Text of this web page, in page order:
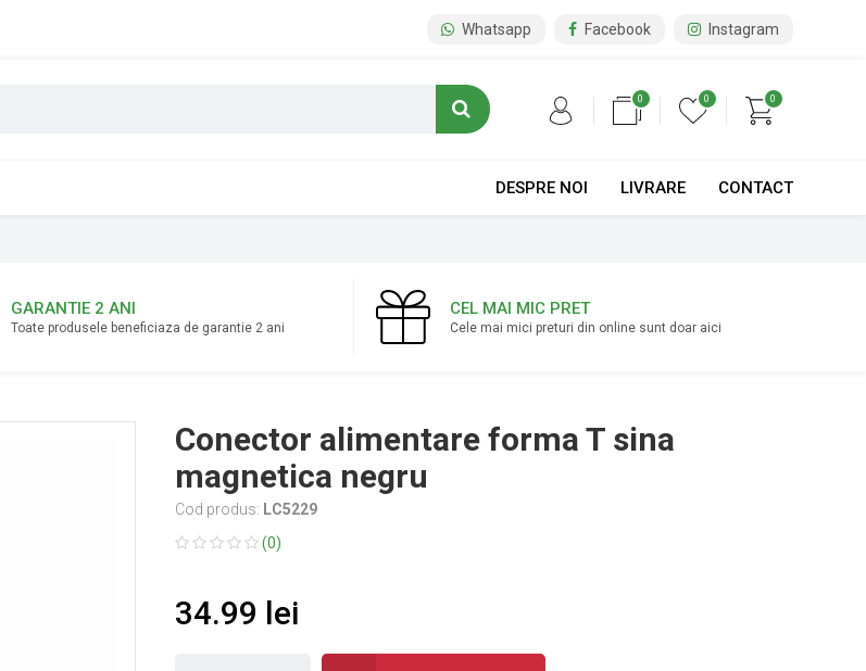
Whatsapp Facebook Instagram
0
0
0
CONTACT
LIVRARE
DESPRE NOI
GARANTIE 2 ANI
Toate produsele beneficiaza de garantie 2 ani
CEL MAI MIC PRET
Cele mai mici preturi din online sunt doar aici
Conector alimentare forma T sina
magnetica negru
Cod produs: LC5229
(0)
34.99 lei